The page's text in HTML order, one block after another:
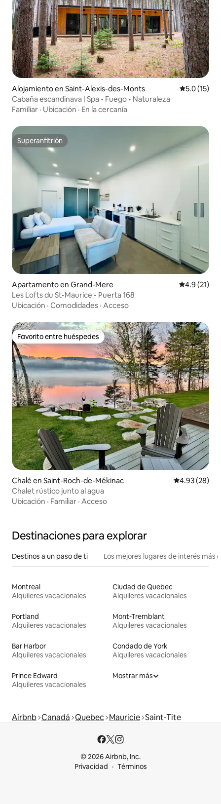
Alojamiento en Saint-Alexis-des-Monts Calificación
5.0 (15)
Cabaña escandinava | Spa • Fuego • Naturaleza
Familiar · Ubicación · En la cercanía
Superanfitrión
Superanfitrión
Apartamento en Grand-Mere Calificación
4.9 (21)
Les Lofts du St-Maurice - Puerta 168
Ubicación · Comodidades · Acceso
Favorito entre huéspedes
Favorito entre huéspedes
Chalé en Saint-Roch-de-Mékinac Calificación
4.93 (28)
Chalet rústico junto al agua
Ubicación · Familiar · Acceso
Destinaciones para explorar
Destinos a un paso de ti Los mejores lugares de interés más
Montreal
Alquileres vacacionales
Ciudad de Quebec
Alquileres vacacionales
Portland
Alquileres vacacionales
Mont-Tremblant
Alquileres vacacionales
Bar Harbor
Alquileres vacacionales
Condado de York
Alquileres vacacionales
Prince Edward
Alquileres vacacionales
Mostrar más
Airbnb Canadá Quebec Mauricie Saint-Tite
© 2026 Airbnb, Inc.
Privacidad
Términos